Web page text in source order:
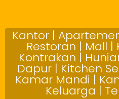
Kantor |
Restoran | Mall
Kontrakan |
Dapur | Kitchen
Kamar Mandi |
Keluarga |